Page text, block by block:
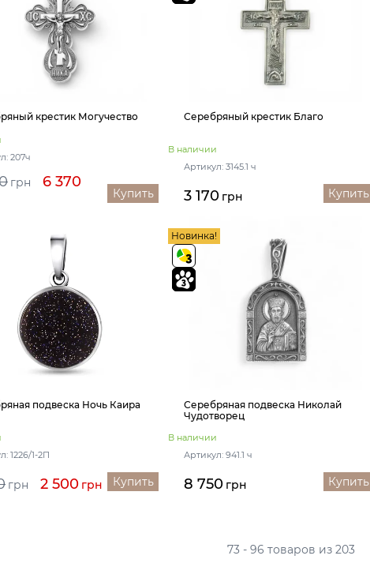
крестик Могучество
207ч
грн 6 370
Купить
Серебряный крестик Благо
В наличии
Артикул: 3145.1 ч
3 170 грн Купить
подвеска Ночь Каира
1226/1-2П
грн 2 500 грн Купить
Новинка!
Серебряная подвеска Николай
Чудотворец
В наличии
Артикул: 941.1 ч
8 750 грн Купить
73 - 96 товаров из 203